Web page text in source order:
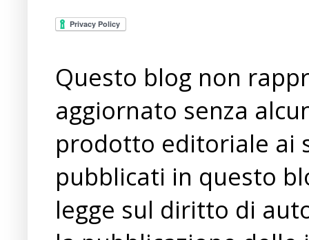
Questo blog non
aggiornato senza
prodotto editoriale ai
pubblicati in questo
legge sul diritto di